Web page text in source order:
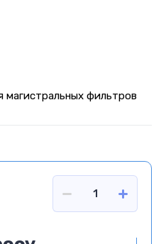
фильтров